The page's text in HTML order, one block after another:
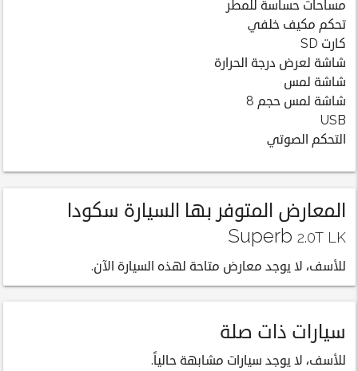
مساحات حساسة للمطر
تحكم مكيف خلفي
كارت SD
شاشة لعرض درجة الحرارة
شاشة لمس
شاشة لمس حجم 8
USB
التحكم الصوتي
المعارض المتوفر بها السيارة سكودا
Superb 2.0T LK
للأسف، لا يوجد معارض متاحة لهذه السيارة الآن.
سيارات ذات صلة
للأسف، لا يوجد سيارات مشابهة حالياً.